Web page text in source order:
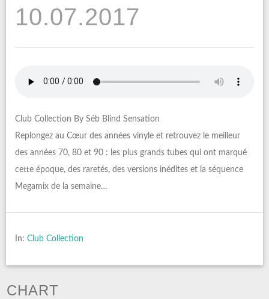
10.07.2017
Club Collection By Séb Blind Sensation
Replongez au Cœur des années vinyle et retrouvez le meilleur
des années 70, 80 et 90 : les plus grands tubes qui ont marqué
cette époque, des raretés, des versions inédites et la séquence
Megamix de la semaine…
In: Club Collection
CHART